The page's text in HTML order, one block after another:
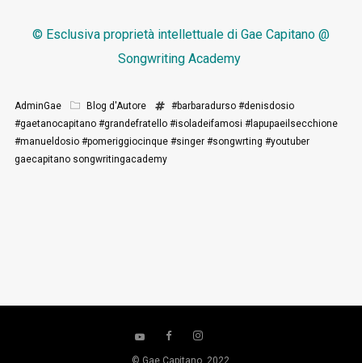
© Esclusiva proprietà intellettuale di Gae Capitano @
Songwriting Academy
AdminGae Blog d'Autore #barbaradurso #denisdosio
#gaetanocapitano #grandefratello #isoladeifamosi #lapupaeilsecchione
#manueldosio #pomeriggiocinque #singer #songwrting #youtuber
gaecapitano songwritingacademy
© Gae Capitano, 2022